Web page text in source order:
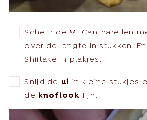
Scheur de M. Cantharellen
over de lengte in stukken.
Shiitake in plakjes.
Snijd de ui in kleine stukjes
de knoflook fijn.